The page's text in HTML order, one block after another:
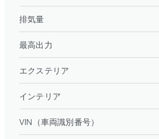
排気量
最高出力
エクステリア
インテリア
VIN（車両識別番号）